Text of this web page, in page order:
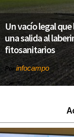
Un vacío legal
una salida al
fitosanitarios
Porinfocampo